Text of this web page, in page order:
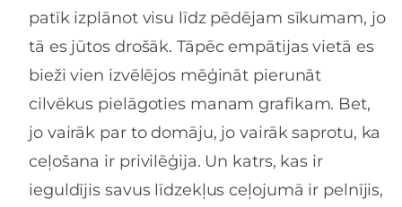
patīk izplānot visu līdz pēdējam sīkumam, jo
tā es jūtos drošāk. Tāpēc empātijas vietā es
bieži vien izvēlējos mēģināt pierunāt
cilvēkus pielāgoties manam grafikam. Bet,
jo vairāk par to domāju, jo vairāk saprotu, ka
ceļošana ir privilēģija. Un katrs, kas ir
ieguldījis savus līdzekļus ceļojumā ir pelnījis,